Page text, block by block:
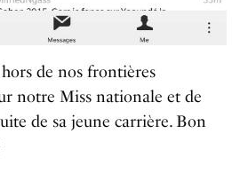
de nos frontières
notre Miss nationale et de
de sa jeune carrière. Bon